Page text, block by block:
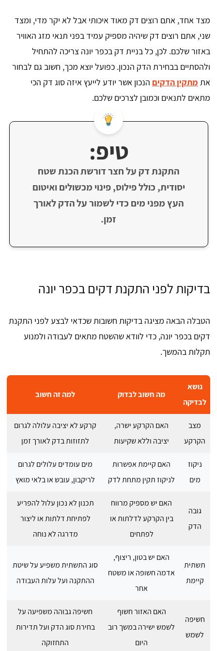
מצד אחד, אתם רוצים דק מאוד איכותי אבל לא יקר מדי, ומצד
שני, אתם רוצים דק שיהיה מספיק עמיד בפני תנאי מזג האוויר
באזור שלכם. לכן, כל בניית דק בכפר יונה צריכה להתחיל
ולהסתיים בבחירת הדק הנכון. כפועל יוצא מכך, חשוב גם לבחור
את מתקין הדקים הנכון אשר יודע לייעץ איזה סוג דק הכי
מתאים לתנאים וכמובן לצרכים שלכם.
טיפ:
התקנת דק על חצר דורשת הכנת שטח
יסודית, כולל פילוס, פינוי מכשולים ואיטום
העץ מפני מים כדי לשמור על הדק לאורך
זמן.
בדיקות לפני התקנת דקים בכפר יונה
הטבלה הבאה מציגה בדיקות חשובות שכדאי לבצע לפני התקנת
דקים בכפר יונה, כדי לוודא שהשטח מתאים לעבודה ולמנוע
תקלות בהמשך.
נושא
לבדיקה
מה חשוב לבדוק למה זה חשוב
מצב
הקרקע
האם הקרקע ישרה,
יציבה וללא שקיעות
קרקע לא יציבה עלולה לגרום
לתזוזות בדק לאורך זמן
ניקוז
מים
האם קיימת אפשרות
לניקוז תקין מתחת לדק
מים עומדים עלולים לגרום
לריקבון, עובש או בלאי מואץ
גובה
הדק
האם יש מספיק מרווח
בין הקרקע לדלתות או
לפתחים
תכנון לא נכון עלול להפריע
לפתיחת דלתות או ליצור
מדרגה לא נוחה
תשתית
קיימת
האם יש בטון, ריצוף,
אדמה חשופה או משטח
אחר
סוג התשתית משפיע על שיטת
ההתקנה ועל עלות העבודה
חשיפה
לשמש
האם האזור חשוף
לשמש ישירה במשך רוב
היום
חשיפה גבוהה משפיעה על
בחירת סוג הדק ועל תדירות
התחזוקה